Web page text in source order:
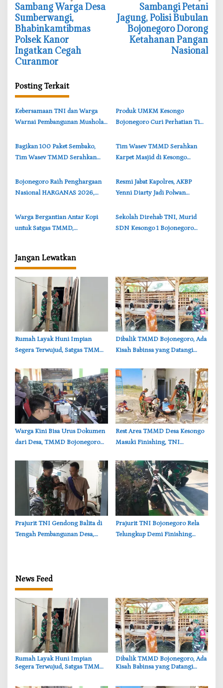
a
v
i
g
a
s
i
p
o
‎Sambang Warga Desa
Sumberwangi,
Bhabinkamtibmas
Polsek Kanor
Ingatkan Cegah
Curanmor
‎Sambangi Petani
Jagung, Polisi Bubulan
Bojonegoro Dorong
Ketahanan Pangan
Nasional
Posting Terkait
‎Kebersamaan TNI dan Warga
Warnai Pembangunan Mushola
Bojonegoro-Lamongan
‎Produk UMKM Kesongo
Bojonegoro Curi Perhatian Tim
Herry Beri Pujian
‎Bagikan 100 Paket Sembako,
Tim Wasev TMMD Serahkan
Bojonegoro
‎Tim Wasev TMMD Serahkan
Karpet Masjid di Kesongo
Kepedulian TNI
‎Bojonegoro Raih Penghargaan
Nasional HARGANAS 2026,
Apresiasi BKKBN
‎Resmi Jabat Kapolres, AKBP
Yenni Diarty Jadi Polwan
Bojonegoro
‎Warga Bergantian Antar Kopi
untuk Satgas TMMD,
Bojonegoro
‎Sekolah Direhab TNI, Murid
SDN Kesongo 1 Bojonegoro
Jangan Lewatkan
‎Rumah Layak Huni Impian
Segera Terwujud, Satgas TMMD
‎Dibalik TMMD Bojonegoro, Ada
Kisah Babinsa yang Datangi
Keluh Warga
‎Warga Kini Bisa Urus Dokumen
dari Desa, TMMD Bojonegoro
‎Rest Area TMMD Desa Kesongo
Masuki Finishing, TNI
Kokoh dan Nyaman
‎Prajurit TNI Gendong Balita di
Tengah Pembangunan Desa,
‎Prajurit TNI Bojonegoro Rela
Telungkup Demi Finishing
News Feed
‎Rumah Layak Huni Impian
Segera Terwujud, Satgas TMMD
‎Dibalik TMMD Bojonegoro, Ada
Kisah Babinsa yang Datangi